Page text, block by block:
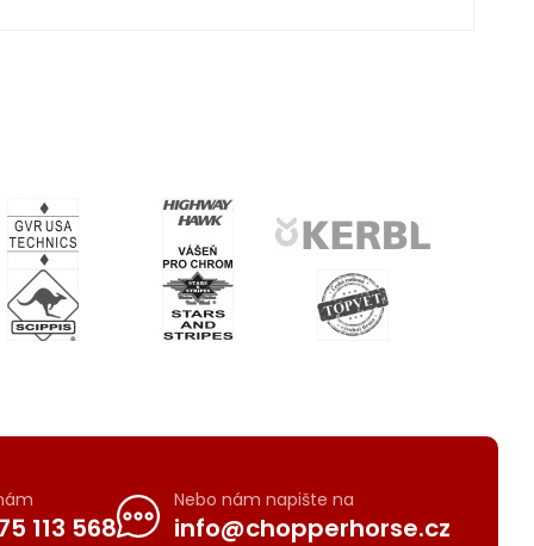
113 568
Nebo nám napište na
info@chopperhorse.cz